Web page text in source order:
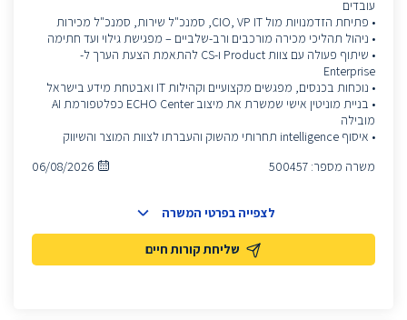
עובדים
• פתיחת הזדמנויות מול CIO, VP IT, סמנכ"ל שירות, סמנכ"ל מכירות
• ניהול תהליכי מכירה מורכבים ורב-שלביים – מפגישת גילוי ועד חתימה
• שיתוף פעולה עם צוות Product ו-CS להתאמת הצעת הערך ל-
Enterprise
• נוכחות בכנסים, מפגשים מקצועיים וקהילות IT ואבטחת מידע בישראל
• בניית מוניטין אישי שמשרת את מיצוב ECHO Center כפלטפורמת AI
מובילה
• איסוף intelligence תחרותי מהשוק והעברתו לצוות המוצר והשיווק
משרה מספר: 500457
06/08/2026
שליחת קורות חיים
לצפייה בפרטי המשרה